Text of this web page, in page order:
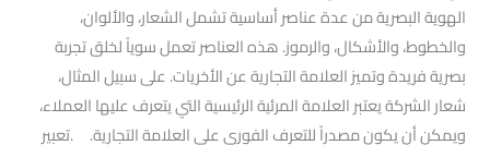
الهوية البصرية من عدة عناصر أساسية تشمل الشعار، والألوان،
والخطوط، والأشكال، والرموز. هذه العناصر تعمل سوياً لخلق تجربة
بصرية فريدة وتميز العلامة التجارية عن الأخريات. على سبيل المثال،
شعار الشركة يعتبر العلامة المرئية الرئيسية التي يتعرف عليها العملاء،
ويمكن أن يكون مصدراً للتعرف الفوري على العلامة التجارية. .تعبير